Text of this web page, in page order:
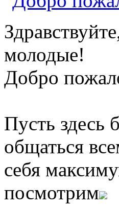
молодые!
Добро
Пусть здесь
общаться
себя
посмотрим